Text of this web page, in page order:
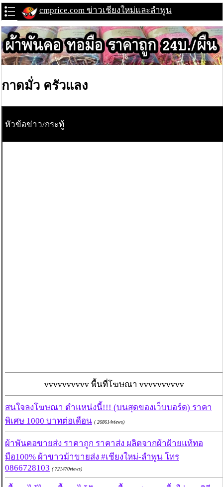
cmprice.com ข่าวเชียงใหม่และลำพูน
กาดมั่ว ครัวแลง
หัวข้อข่าว/กระทู้
vvvvvvvvvv พื้นที่โฆษณา vvvvvvvvvv
สนใจลงโฆษณา ตำแหน่งนี้!!! (บนสุดของเว็บบอร์ด) ราคา
พิเศษ 1000 บาทต่อเดือน ( 268614views)
ผ้าพันคอขายส่ง ราคาถูก ราคาส่ง ผลิตจากผ้าฝ้ายแท้ทอ
มือ100% ผ้าขาวม้าขายส่ง #เชียงใหม่-ลำพูน โทร
0866728103 ( 721470views)